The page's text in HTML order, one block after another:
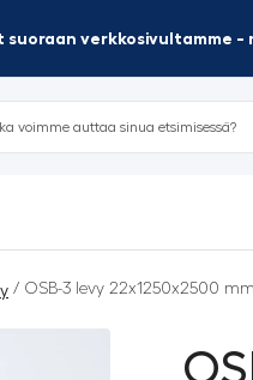
verkkosivultamme
/ OSB-3 levy 22x1250x2500 mm